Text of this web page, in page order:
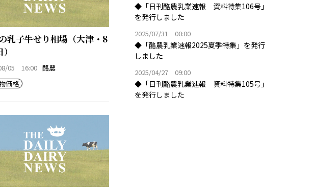
乳子牛せり相場（大津・8
05 16:00 酪農
価格
◆「日刊酪農乳業速報 資料特集106号」
を発行しました
2025/07/31 00:00
◆「酪農乳業速報2025夏季特集」を発行
しました
2025/04/27 09:00
◆「日刊酪農乳業速報 資料特集105号」
を発行しました